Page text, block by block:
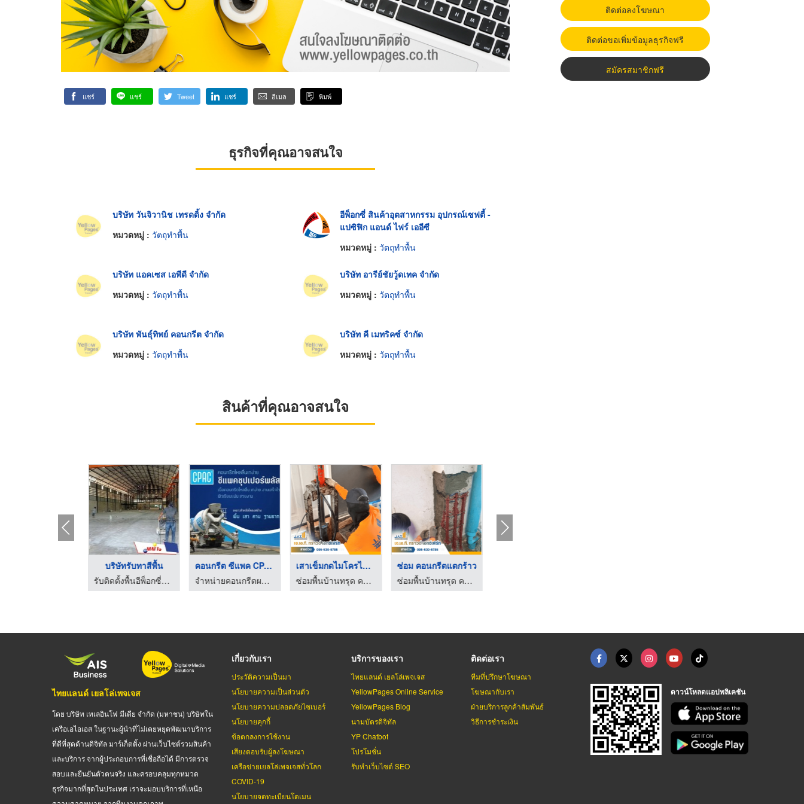
แชร์ แชร์ Tweet แชร์ อีเมล พิมพ์
ธุรกิจที่คุณอาจสนใจ
บริษัท วันจิวานิช เทรดดิ้ง จำกัด
หมวดหมู่ : วัตถุทำพื้น
อีพ็อกซี่ สินค้าอุตสาหกรรม อุปกรณ์เซฟตี้ -
แปซิฟิก แอนด์ ไฟร์ เออีซี
หมวดหมู่ : วัตถุทำพื้น
บริษัท แอคเซส เอพีดี จำกัด
หมวดหมู่ : วัตถุทำพื้น
บริษัท อารีย์ชัยวู้ดเทค จำกัด
หมวดหมู่ : วัตถุทำพื้น
บริษัท พันธุ์ทิพย์ คอนกรีต จำกัด
หมวดหมู่ : วัตถุทำพื้น
บริษัท คี เมทริคซ์ จำกัด
หมวดหมู่ : วัตถุทำพื้น
สินค้าที่คุณอาจสนใจ
บริษัทรับทาสีพื้น
รับติดตั้งพื้นอีพ็อกซี่พียู - แมทท์ เคมมี่
คอนกรีต ซีแพค CPAC S ...
จำหน่ายคอนกรีตผสมเสร็จ รถปูนกรุงเทพ
เสาเข็มกดไมโครไพล์ซ่ ...
ซ่อมพื้นบ้านทรุด คอนกรีตแตกร้าว ปทุมธานี
ซ่อม คอนกรีตแตกร้าว
ซ่อมพื้นบ้านทรุด คอนกรีตแตกร้าว ปทุมธานี
ติดต่อลงโฆษณา
ติดต่อขอเพิ่มข้อมูลธุรกิจฟรี
สมัครสมาชิกฟรี
ไทยแลนด์ เยลโล่เพจเจส
โดย บริษัท เทเลอินโฟ มีเดีย จำกัด (มหาชน) บริษัทใน
เครือเอไอเอส ในฐานะผู้นำที่ไม่เคยหยุดพัฒนาบริการ
ที่ดีที่สุดด้านดิจิทัล มาร์เก็ตติ้ง ผ่านเว็บไซต์รวมสินค้า
และบริการ จากผู้ประกอบการที่เชื่อถือได้ มีการตรวจ
สอบและยืนยันตัวตนจริง และครอบคลุมทุกหมวด
ธุรกิจมากที่สุดในประเทศ เราจะมอบบริการที่เหนือ
เกี่ยวกับเรา
ประวัติความเป็นมา
นโยบายความเป็นส่วนตัว
นโยบายความปลอดภัยไซเบอร์
นโยบายคุกกี้
ข้อตกลงการใช้งาน
เสียงตอบรับผู้ลงโฆษณา
เครือข่ายเยลโล่เพจเจสทั่วโลก
COVID-19
นโยบายจดทะเบียนโดเมน
บริการของเรา
ไทยแลนด์ เยลโล่เพจเจส
YellowPages Online Service
YellowPages Blog
นามบัตรดิจิทัล
YP Chatbot
โปรโมชั่น
รับทำเว็บไซต์ SEO
ติดต่อเรา
ทีมที่ปรึกษาโฆษณา
โฆษณากับเรา
ฝ่ายบริการลูกค้าสัมพันธ์
วิธีการชำระเงิน
ดาวน์โหลดแอปพลิเคชัน